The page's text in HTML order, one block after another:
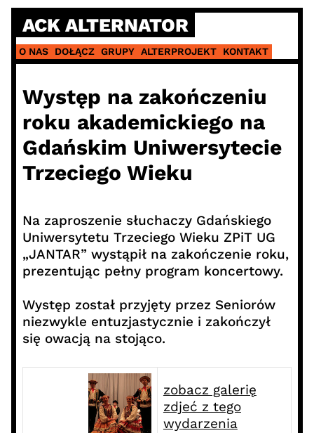
Skip
content
ACK ALTERNATOR
O NAS DOŁĄCZ GRUPY ALTERPROJEKT KONTAKT
Występ na zakończeniu
roku akademickiego na
Gdańskim Uniwersytecie
Trzeciego Wieku
Na zaproszenie słuchaczy Gdańskiego
Uniwersytetu Trzeciego Wieku ZPiT UG
„JANTAR” wystąpił na zakończenie roku,
prezentując pełny program koncertowy.
Występ został przyjęty przez Seniorów
niezwykle entuzjastycznie i zakończył
się owacją na stojąco.
zobacz galerię
zdjeć z tego
wydarzenia